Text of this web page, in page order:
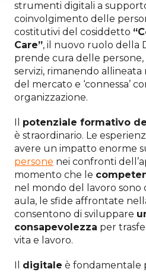
strumenti digitali a
coinvolgimento delle
costitutivi del cosiddetto
Care”, il nuovo ruolo della
prende cura delle persone,
servizi, rimanendo
del mercato e ‘connessa’
organizzazione.
potenziale formativo
è straordinario. Le
avere un impatto enorme
persone nei confronti
momento che le
nel mondo del lavoro sono
aula, le sfide affrontate
consentono di sviluppare
consapevolezza per
vita e lavoro.
digitale è fondamentale